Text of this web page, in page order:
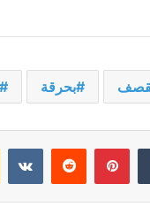
بحرقة
بينتيريست